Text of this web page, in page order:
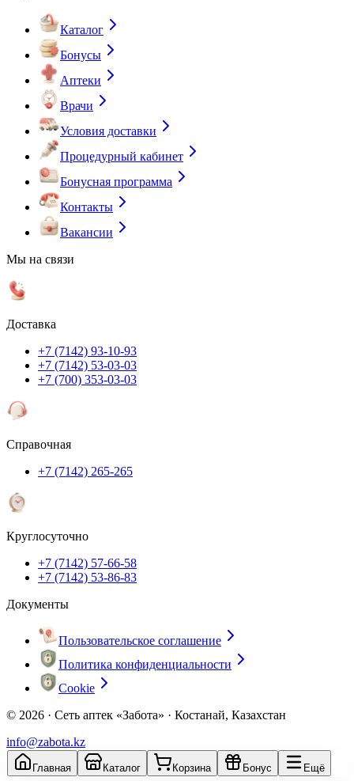
Каталог
Бонусы
Аптеки
Врачи
Условия доставки
Процедурный кабинет
Бонусная программа
Контакты
Вакансии
Мы на связи
Доставка
+7 (7142) 93-10-93
+7 (7142) 53-03-03
+7 (700) 353-03-03
Справочная
+7 (7142) 265-265
Круглосуточно
+7 (7142) 57-66-58
+7 (7142) 53-86-83
Документы
Пользовательское соглашение
Политика конфиденциальности
Cookie
© 2026 · Сеть аптек «Забота» · Костанай, Казахстан
info@zabota.kz
Главная Каталог Корзина Бонус Ещё